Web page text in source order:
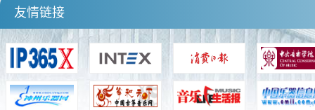
友情链接